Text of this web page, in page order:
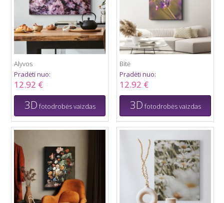
Alyvos
Pradėti nuo:
12.92 €
3D fotodrobės vaizdas
Bitė
Pradėti nuo:
12.92 €
3D fotodrobės vaizdas